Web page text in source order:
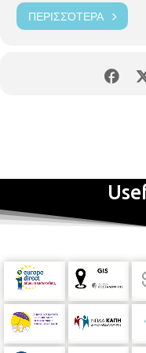
ΠΕΡΙΣΣΌΤΕΡΑ